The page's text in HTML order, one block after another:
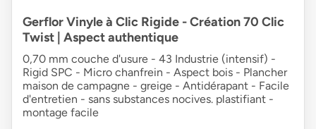
Gerflor Vinyle à Clic Rigide - Création 70 Clic
Twist | Aspect authentique
0,70 mm couche d'usure - 43 Industrie (intensif) -
Rigid SPC - Micro chanfrein - Aspect bois - Plancher
maison de campagne - greige - Antidérapant - Facile
d'entretien - sans substances nocives. plastifiant -
montage facile